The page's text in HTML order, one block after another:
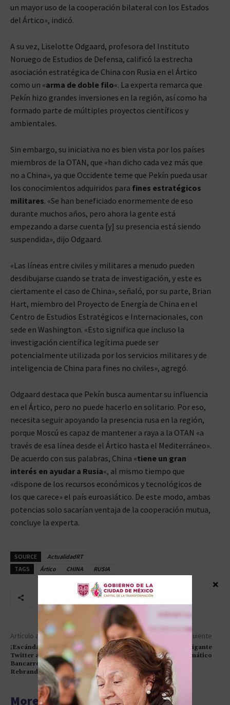
un mayor uso de la cooperación bilateral con los Estados
del Ártico», indicó.
A su vez, Liselotte Odgaard, profesora del Instituto
Noruego de Estudios de Defensa, calificó la estrecha
asociación estratégica de China con Rusia en el Ártico
como un «arma de doble filo«. La experta remarca que
Pekín hizo grandes inversiones en la región, así como ha
formado parte de múltiples proyectos científicos y
ambientales.
Sin embargo, su iniciativa no es bien vista por los países
miembros de la OTAN, que «han dicho cada vez más que
no a China», ya que Occidente teme que Pekín pueda usar
los conocimientos adquiridos para fines estratégicos
militares. «Se han beneficiado enormemente de eso
durante muchos años, pero ahora la gente está
empezando a darse cuenta [y] su presencia está siendo
suspendida», dijo Odgaard.
«Las líneas entre civiles y militares a menudo pueden
desdibujarse cuando se trata de investigación, y este es
ciertamente el caso de China», señaló, por su parte, Brian
Hart, miembro del Proyecto de Energía de China en el
Centro de Estudios Estratégicos e Internacionales, con
sede en Washington. «Esto significa que incluso la
investigación científica legítima puede ser
potencialmente utilizada por los servicios militares y de
inteligencia de China para fines no civiles», agregó.
Odgaard destaca que Pekín busca aumentar su influencia
en el Ártico, pero no puede hacerlo en solitario. Por eso,
necesita seguir apoyando la presencia rusa en la región,
porque Moscú es capaz de mantener a raya a la OTAN «a
través de esa línea desde el Ártico hasta el Mediterráneo».
De acuerdo con sus palabras, China «tiene un gran
interés en ayudar a Rusia«, al mismo tiempo que
«dispone de los recursos económicos y tecnológicos de
los que carece» el país euroasiático. De este modo, ambas
potencias solo sacarían ventaja de la cooperación mutua,
concluye la experta.
SOURCE
ActualidadRT
TAGS
Ártico CHINA RUSIA
Artículo anterior
¡Escándalo en Redes! ¿Está
Twitter al Borde de la
Bancarrota por Polémico
Rebranding?
Artículo siguiente
China Desvela a Su Intrigante
Nuevo Jefe Diplomático
More articles
×